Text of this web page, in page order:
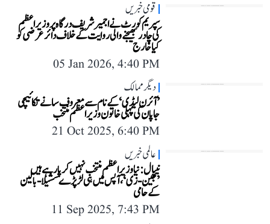
قومی خبریں
سپریم کورٹ نے اجمیر شریف درگاہ پر وزیر اعظم
کی چادر بھیجنے والی روایت کے خلاف دائر عرضی کو
کیا خارج
05 Jan 2026, 4:40 PM
دیگر ممالک
’آئرن لیڈی‘ کے نام سے معروف سانے تکائیچی
جاپان کی پہلی خاتون وزیر اعظم منتخب
21 Oct 2025, 6:40 PM
عالمی خبریں
نیپال: نیا وزیر اعظم منتخب نہیں کر پا رہے ہیں
’جین-زی‘، آپس میں ہی لڑ پڑے سشیلا-بالین
کے حامی
11 Sep 2025, 7:43 PM